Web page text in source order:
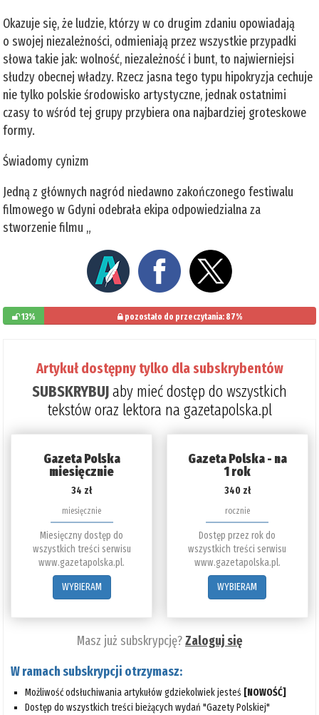
Okazuje się, że ludzie, którzy w co drugim zdaniu opowiadają
o swojej niezależności, odmieniają przez wszystkie przypadki
słowa takie jak: wolność, niezależność i bunt, to najwierniejsi
słudzy obecnej władzy. Rzecz jasna tego typu hipokryzja cechuje
nie tylko polskie środowisko artystyczne, jednak ostatnimi
czasy to wśród tej grupy przybiera ona najbardziej groteskowe
formy.
Świadomy cynizm
Jedną z głównych nagród niedawno zakończonego festiwalu
filmowego w Gdyni odebrała ekipa odpowiedzialna za
stworzenie filmu „
13% pozostało do przeczytania: 87%
Artykuł dostępny tylko dla subskrybentów
SUBSKRYBUJaby mieć dostęp do wszystkich
tekstów oraz lektora na gazetapolska.pl
Gazeta Polska
miesięcznie
34 zł
miesięcznie
Miesięczny dostęp do
wszystkich treści serwisu
www.gazetapolska.pl.
WYBIERAM
Gazeta Polska - na
1 rok
340 zł
rocznie
Dostęp przez rok do
wszystkich treści serwisu
www.gazetapolska.pl.
WYBIERAM
Masz już subskrypcję?Zaloguj się
W ramach subskrypcji otrzymasz:
Możliwość odsłuchiwania artykułów gdziekolwiek jesteś [NOWOŚĆ]
Dostęp do wszystkich treści bieżących wydań "Gazety Polskiej"